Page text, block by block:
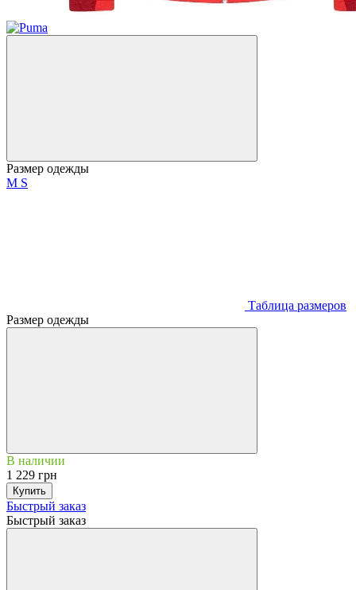
Размер одежды
M S
Таблица размеров
Размер одежды
В наличии
1 229 грн
Купить
Быстрый заказ
Быстрый заказ